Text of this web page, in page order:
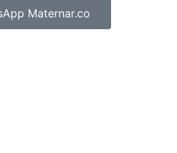
Maternar.co